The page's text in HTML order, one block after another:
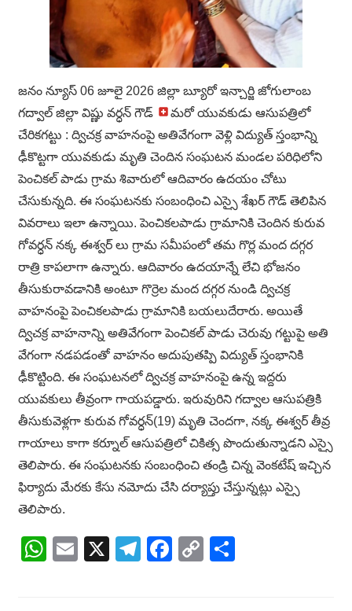
జనం న్యూస్ 06 జూలై 2026 జిల్లా బ్యూరో ఇన్చార్జి జోగులాంబ
గద్వాల్ జిల్లా విష్ణు వర్ధన్ గౌడ్
మరో యువకుడు ఆసుపత్రిలో
చేరికగట్టు : ద్విచక్ర వాహనంపై అతివేగంగా వెళ్లి విద్యుత్ స్తంభాన్ని
ఢీకొట్టగా యువకుడు మృతి చెందిన సంఘటన మండల పరిధిలోని
పెంచికల్ పాడు గ్రామ శివారులో ఆదివారం ఉదయం చోటు
చేసుకున్నది. ఈ సంఘటనకు సంబంధించి ఎస్సై శేఖర్ గౌడ్ తెలిపిన
వివరాలు ఇలా ఉన్నాయి. పెంచికలపాడు గ్రామానికి చెందిన కురువ
గోవర్ధన్ నక్క ఈశ్వర్ లు గ్రామ సమీపంలో తమ గొర్ల మంద దగ్గర
రాత్రి కాపలాగా ఉన్నారు. ఆదివారం ఉదయాన్నే లేచి భోజనం
తీసుకురావడానికి అంటూ గొర్రెల మంద దగ్గర నుండి ద్విచక్ర
వాహనంపై పెంచికలపాడు గ్రామానికి బయలుదేరారు. అయితే
ద్విచక్ర వాహనాన్ని అతివేగంగా పెంచికల్ పాడు చెరువు గట్టుపై అతి
వేగంగా నడపడంతో వాహనం అదుపుతప్పి విద్యుత్ స్తంభానికి
ఢీకొట్టింది. ఈ సంఘటనలో ద్విచక్ర వాహనంపై ఉన్న ఇద్దరు
యువకులు తీవ్రంగా గాయపడ్డారు. ఇరువురిని గద్వాల ఆసుపత్రికి
తీసుకువెళ్లగా కురువ గోవర్ధన్(19) మృతి చెందగా, నక్క ఈశ్వర్ తీవ్ర
గాయాలు కాగా కర్నూల్ ఆసుపత్రిలో చికిత్స పొందుతున్నాడని ఎస్సై
తెలిపారు. ఈ సంఘటనకు సంబంధించి తండ్రి చిన్న వెంకటేష్ ఇచ్చిన
ఫిర్యాదు మేరకు కేసు నమోదు చేసి దర్యాప్తు చేస్తున్నట్లు ఎస్సై
తెలిపారు.
WhatsApp
Email
X Telegram
Facebook
Copy